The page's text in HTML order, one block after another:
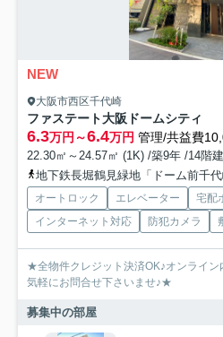
NEW
大阪市西区千代崎
ファステート大阪ドームシティ
6.3万円～6.4万円 管理/共益費
22.30㎡～24.57㎡ (1K) /築9年 /14階建
地下鉄長堀鶴見緑地「ドーム前千
オートロック エレベーター
宅配
インターネット対応
防犯カメラ
★全物件クレジット決済OK♪オンライン
気軽にお問合せ下さいませ♪★
募集中の部屋